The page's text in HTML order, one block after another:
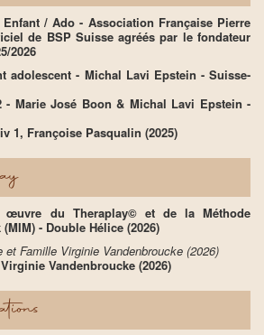
/ Ado - Association Française Pierre
de BSP Suisse agréés par le fondateur
2026
adolescent - Michal Lavi Epstein - Suisse-
- Marie José Boon & Michal Lavi Epstein -
1, Françoise Pasqualin (2025)
du Theraplay© et de la Méthode
- Double Hélice (2026)
et Famille Virginie Vandenbroucke (2026)
Vandenbroucke (2026)